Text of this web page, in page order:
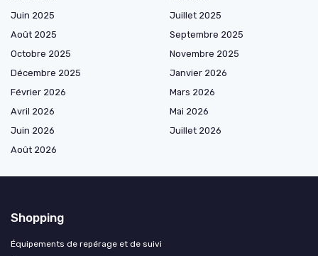
Juin 2025
Juillet 2025
Août 2025
Septembre 2025
Octobre 2025
Novembre 2025
Décembre 2025
Janvier 2026
Février 2026
Mars 2026
Avril 2026
Mai 2026
Juin 2026
Juillet 2026
Août 2026
Shopping
Équipements de repérage et de suivi